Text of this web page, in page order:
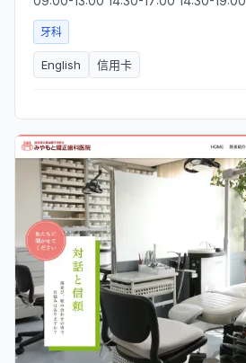
牙科
English 信用卡